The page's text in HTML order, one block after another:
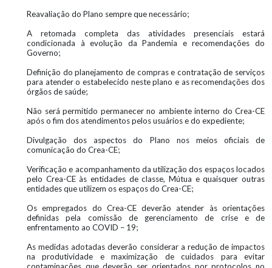
Reavaliação do Plano sempre que necessário;
A retomada completa das atividades presenciais estará
condicionada à evolução da Pandemia e recomendações do
Governo;
Definição do planejamento de compras e contratação de serviços
para atender o estabelecido neste plano e as recomendações dos
órgãos de saúde;
Não será permitido permanecer no ambiente interno do Crea-CE
após o fim dos atendimentos pelos usuários e do expediente;
Divulgação dos aspectos do Plano nos meios oficiais de
comunicação do Crea-CE;
Verificação e acompanhamento da utilização dos espaços locados
pelo Crea-CE às entidades de classe, Mútua e quaisquer outras
entidades que utilizem os espaços do Crea-CE;
Os empregados do Crea-CE deverão atender às orientações
definidas pela comissão de gerenciamento de crise e de
enfrentamento ao COVID – 19;
As medidas adotadas deverão considerar a redução de impactos
na produtividade e maximização de cuidados para evitar